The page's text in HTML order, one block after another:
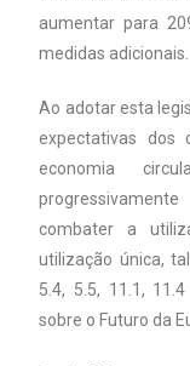
aumentar para
medidas adicionais.
Ao adotar esta
expectativas dos
economia
combater a
utilização única,
5.4, 5.5, 11.1,
sobre o Futuro da